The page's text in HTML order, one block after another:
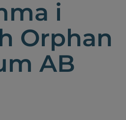
i
Orphan
AB